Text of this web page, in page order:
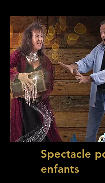
Spectacle
enfants